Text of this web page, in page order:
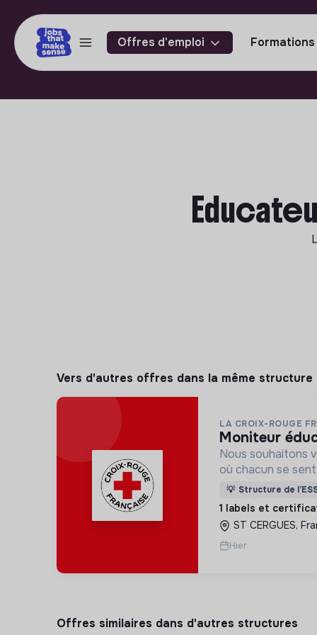
Offres d'emploi Formations
Vers d'autres offres dans la même structure
LA CROIX-ROUGE
moniteur
Nous souhaitons
où chacun se
Pour cela, nous
des lieux
adaptés à tous.
💡 Structure de
1 labels et
ST CERGUES,
Hier
Offres similaires dans d'autres structures